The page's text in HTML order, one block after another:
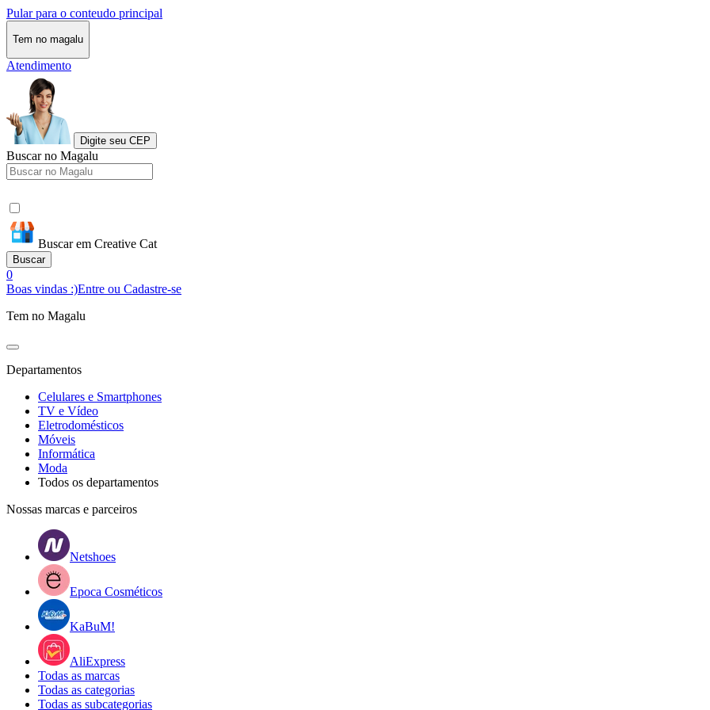
Pular para o conteudo principal
Tem no magalu
Atendimento
Digite seu CEP
Buscar no Magalu
Buscar em Creative Cat
Buscar
0
Boas vindas :)Entre ou Cadastre-se
Tem no Magalu
Departamentos
Celulares e Smartphones
TV e Vídeo
Eletrodomésticos
Móveis
Informática
Moda
Todos os departamentos
Nossas marcas e parceiros
Netshoes
Epoca Cosméticos
KaBuM!
AliExpress
Todas as marcas
Todas as categorias
Todas as subcategorias